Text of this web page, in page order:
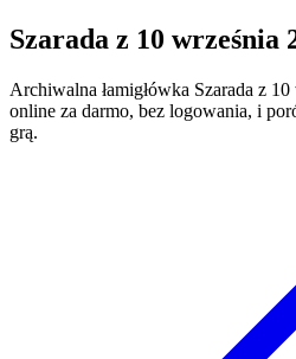
Szarada z 10 września
Archiwalna łamigłówka Szarada z 10
online za darmo, bez logowania, i
grą.